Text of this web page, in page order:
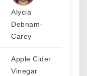
Alycia
Debnam-
Carey
Apple Cider
Vinegar